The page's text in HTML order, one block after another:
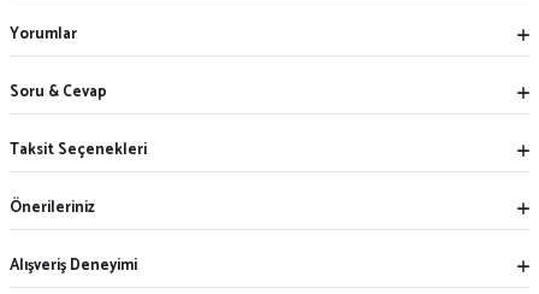
Yorumlar
Soru & Cevap
Taksit Seçenekleri
Önerileriniz
Alışveriş Deneyimi